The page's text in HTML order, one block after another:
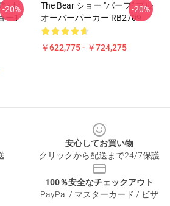
- お
ー1
-20%
The Bear ショー "バーフ" プル
オーバーパーカー RB2709
￥622,775 - ￥724,275
-20%
安心してお買い物
クリックから配送まで24/7保護
100％安全なチェックアウト
PayPal / マスターカード / ビザ